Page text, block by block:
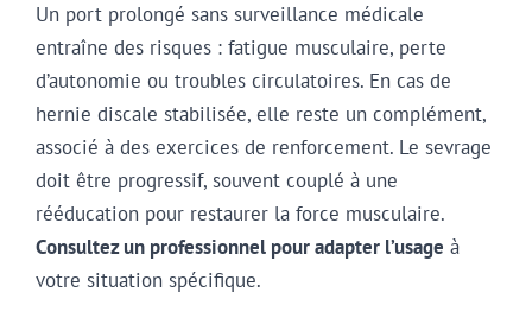
Un port prolongé sans surveillance médicale
entraîne des risques : fatigue musculaire, perte
d’autonomie ou troubles circulatoires. En cas de
hernie discale stabilisée, elle reste un complément,
associé à des exercices de renforcement. Le sevrage
doit être progressif, souvent couplé à une
rééducation pour restaurer la force musculaire.
Consultez un professionnel pour adapter l’usage à
votre situation spécifique.